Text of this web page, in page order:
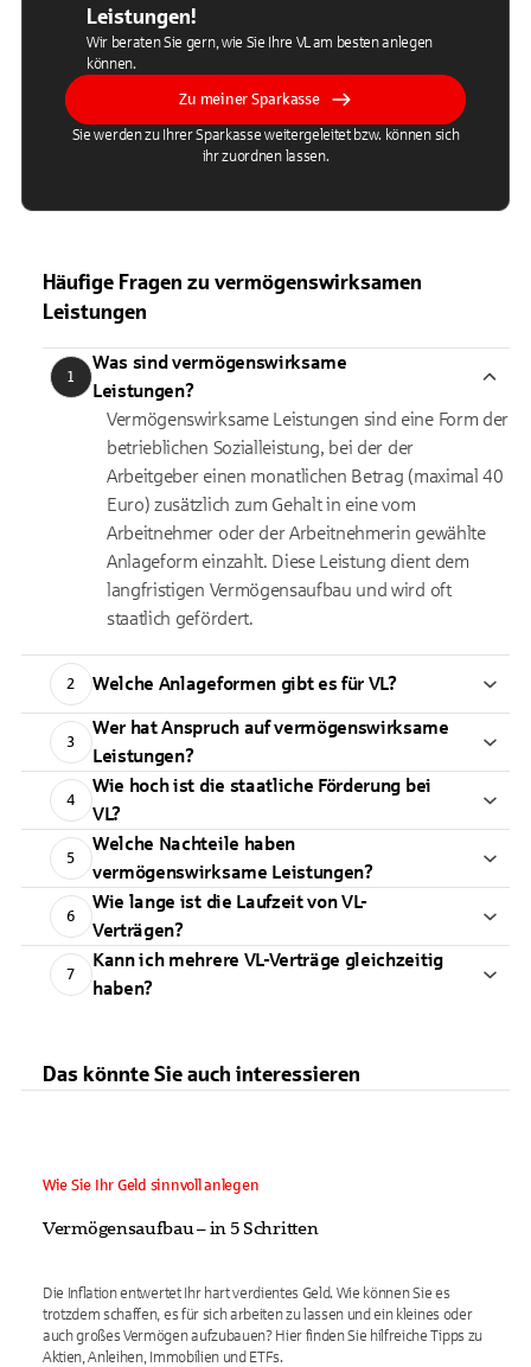
Leistungen!
Wir beraten Sie gern, wie Sie Ihre VL am besten anlegen
können.
Zu meiner Sparkasse
Sie werden zu Ihrer Sparkasse weitergeleitet bzw. können sich
ihr zuordnen lassen.
Häufige Fragen zu vermögenswirksamen
Leistungen
1
Was sind vermögenswirksame
Leistungen?
Vermögenswirksame Leistungen sind eine Form der
betrieblichen Sozialleistung, bei der der
Arbeitgeber einen monatlichen Betrag (maximal 40
Euro) zusätzlich zum Gehalt in eine vom
Arbeitnehmer oder der Arbeitnehmerin gewählte
Anlageform einzahlt. Diese Leistung dient dem
langfristigen Vermögensaufbau und wird oft
staatlich gefördert.
2 Welche Anlageformen gibt es für VL?
3
Wer hat Anspruch auf vermögenswirksame
Leistungen?
4
Wie hoch ist die staatliche Förderung bei
VL?
5
Welche Nachteile haben
vermögenswirksame Leistungen?
6
Wie lange ist die Laufzeit von VL-
Verträgen?
7
Kann ich mehrere VL-Verträge gleichzeitig
haben?
Das könnte Sie auch interessieren
Wie Sie Ihr Geld sinnvoll anlegen
Vermögensaufbau – in 5 Schritten
Die Inflation entwertet Ihr hart verdientes Geld. Wie können Sie es
trotzdem schaffen, es für sich arbeiten zu lassen und ein kleines oder
auch großes Vermögen aufzubauen? Hier finden Sie hilfreiche Tipps zu
Aktien, Anleihen, Immobilien und ETFs.